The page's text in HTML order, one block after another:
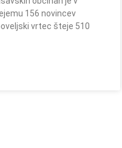
156 novincev
vrtec šteje 510